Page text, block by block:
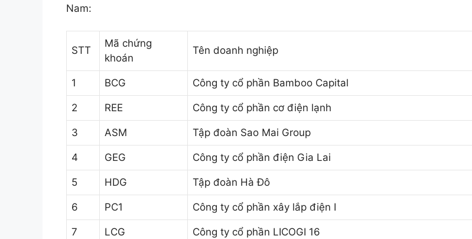
Nam:
STT
Mã chứng
khoán
Tên doanh nghiệp
1 BCG Công ty cổ phần Bamboo Capital
2 REE Công ty cổ phần cơ điện lạnh
3 ASM Tập đoàn Sao Mai Group
4 GEG Công ty cổ phần điện Gia Lai
5 HDG Tập đoàn Hà Đô
6 PC1 Công ty cổ phần xây lắp điện I
7 LCG Công ty cổ phần LICOGI 16